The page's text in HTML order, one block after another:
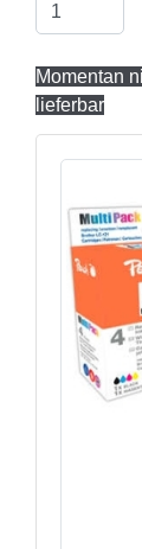
Momentan
lieferbar